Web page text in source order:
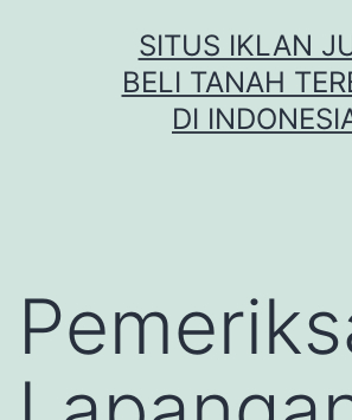
SITUS IKLAN
BELI TANAH
DI